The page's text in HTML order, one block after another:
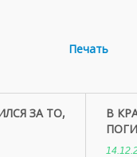
Печать
ЗА ТО,
В